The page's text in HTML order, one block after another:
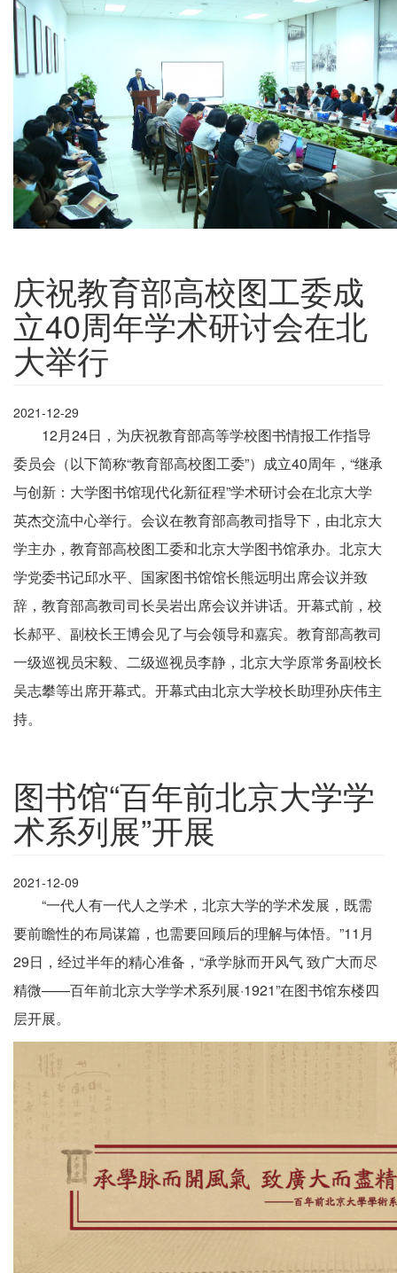
庆祝教育部高校图工委成
立40周年学术研讨会在北
大举行
2021-12-29
12月24日，为庆祝教育部高等学校图书情报工作指导
委员会（以下简称“教育部高校图工委”）成立40周年，“继承
与创新：大学图书馆现代化新征程”学术研讨会在北京大学
英杰交流中心举行。会议在教育部高教司指导下，由北京大
学主办，教育部高校图工委和北京大学图书馆承办。北京大
学党委书记邱水平、国家图书馆馆长熊远明出席会议并致
辞，教育部高教司司长吴岩出席会议并讲话。开幕式前，校
长郝平、副校长王博会见了与会领导和嘉宾。教育部高教司
一级巡视员宋毅、二级巡视员李静，北京大学原常务副校长
吴志攀等出席开幕式。开幕式由北京大学校长助理孙庆伟主
持。
图书馆“百年前北京大学学
术系列展”开展
2021-12-09
“一代人有一代人之学术，北京大学的学术发展，既需
要前瞻性的布局谋篇，也需要回顾后的理解与体悟。”11月
29日，经过半年的精心准备，“承学脉而开风气 致广大而尽
精微——百年前北京大学学术系列展·1921”在图书馆东楼四
层开展。